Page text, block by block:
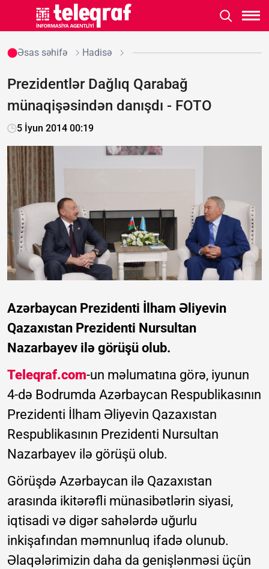
Əsas səhifə Hadisə
Prezidentlər Dağlıq Qarabağ
münaqişəsindən danışdı - FOTO
5 İyun 2014 00:19
Azərbaycan Prezidenti İlham Əliyevin
Qazaxıstan Prezidenti Nursultan
Nazarbayev ilə görüşü olub.
Teleqraf.com-un məlumatına görə, iyunun
4-də Bodrumda Azərbaycan Respublikasının
Prezidenti İlham Əliyevin Qazaxıstan
Respublikasının Prezidenti Nursultan
Nazarbayev ilə görüşü olub.
Görüşdə Azərbaycan ilə Qazaxıstan
arasında ikitərəfli münasibətlərin siyasi,
iqtisadi və digər sahələrdə uğurlu
inkişafından məmnunluq ifadə olunub.
Əlaqələrimizin daha da genişlənməsi üçün